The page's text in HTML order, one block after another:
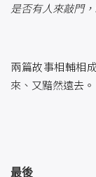
是否有人來敲門
兩篇故事相輔相
來、又黯然遠去。
最後